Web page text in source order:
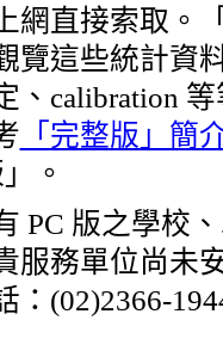
網直接索取。
覽這些統計資
、calibration
「完整版」簡
。
PC 版之學校
服務單位尚未
：(02)2366-